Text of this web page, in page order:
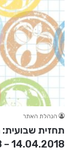
הנהלת האתר
תחזית שבועית:
14.04.2018 – 08.04.2018